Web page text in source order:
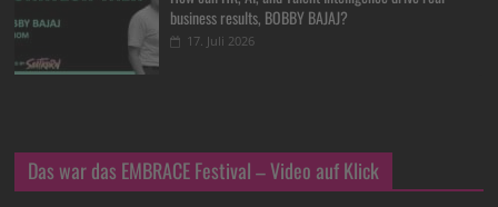
business results, BOBBY BAJAJ?
17. Juli 2026
Das war das EMBRACE Festival – Video auf Klick